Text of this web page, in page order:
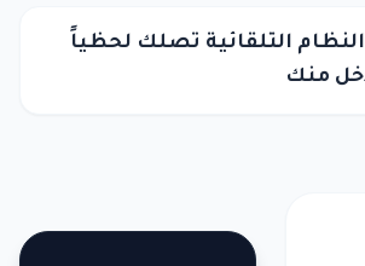
التلقائية تصلك لحظياً
منك